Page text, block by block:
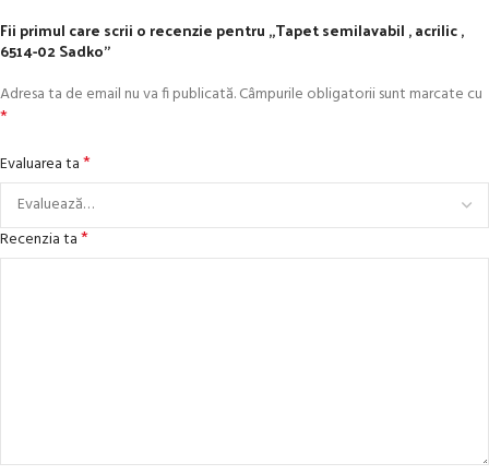
Fii primul care scrii o recenzie pentru „Tapet semilavabil , acrilic ,
6514-02 Sadko”
Adresa ta de email nu va fi publicată.Câmpurile obligatorii sunt marcate cu
*
Evaluarea ta*
Recenzia ta*